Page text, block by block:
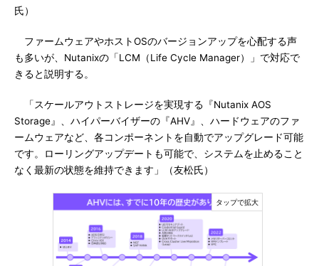
氏）
ファームウェアやホストOSのバージョンアップを心配する声
も多いが、Nutanixの「LCM（Life Cycle Manager）」で対応で
きると説明する。
「スケールアウトストレージを実現する『Nutanix AOS
Storage』、ハイパーバイザーの『AHV』、ハードウェアのファ
ームウェアなど、各コンポーネントを自動でアップグレード可能
です。ローリングアップデートも可能で、システムを止めること
なく最新の状態を維持できます」（友松氏）